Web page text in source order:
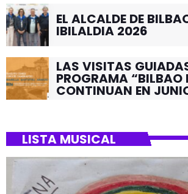
EL ALCALDE DE
IBILALDIA 2026
LAS VISITAS
PROGRAMA “BILBAO
CONTINUAN EN
LISTA MUSICAL